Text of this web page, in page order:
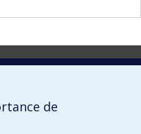
études
de